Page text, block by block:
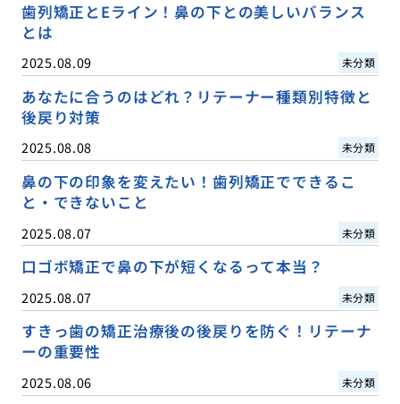
歯列矯正とEライン！鼻の下との美しいバランス
とは
2025.08.09 未分類
あなたに合うのはどれ？リテーナー種類別特徴と
後戻り対策
2025.08.08 未分類
鼻の下の印象を変えたい！歯列矯正でできるこ
と・できないこと
2025.08.07 未分類
口ゴボ矯正で鼻の下が短くなるって本当？
2025.08.07 未分類
すきっ歯の矯正治療後の後戻りを防ぐ！リテーナ
ーの重要性
2025.08.06 未分類